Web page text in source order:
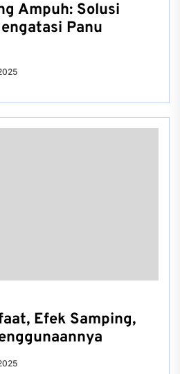
Ampuh: Solusi
Panu
Efek Samping,